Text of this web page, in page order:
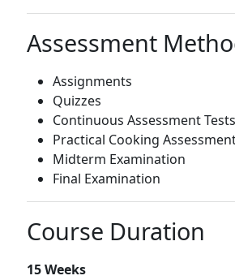
Assessment
Assignments
Quizzes
Continuous Assessment Tests
Practical Cooking
Midterm Examination
Final Examination
Course Duration
15 Weeks